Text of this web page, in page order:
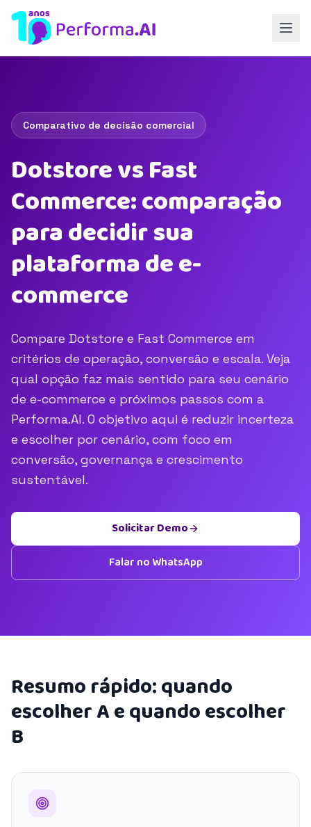
Comparativo de decisão comercial
Dotstore vs Fast
Commerce: comparação
para decidir sua
plataforma de e-
commerce
Compare Dotstore e Fast Commerce em
critérios de operação, conversão e escala. Veja
qual opção faz mais sentido para seu cenário
de e-commerce e próximos passos com a
Performa.AI. O objetivo aqui é reduzir incerteza
e escolher por cenário, com foco em
conversão, governança e crescimento
sustentável.
Solicitar Demo
Falar no WhatsApp
Resumo rápido: quando
escolher A e quando escolher
B